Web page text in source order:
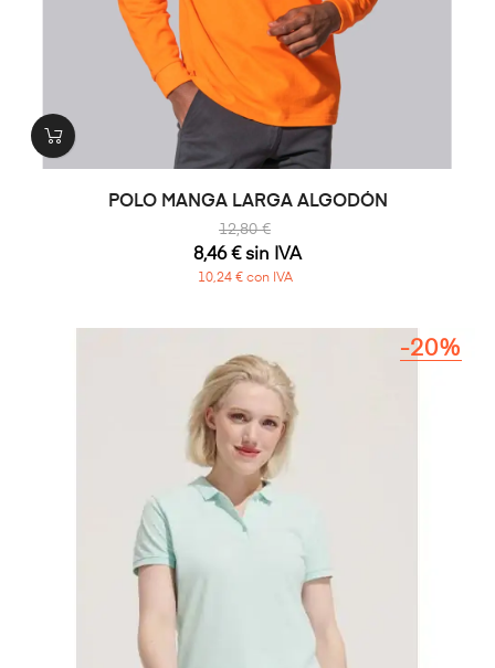
POLO MANGA LARGA ALGODÓN
12,80 €
8,46 € sin IVA
10,24 € con IVA
-20%